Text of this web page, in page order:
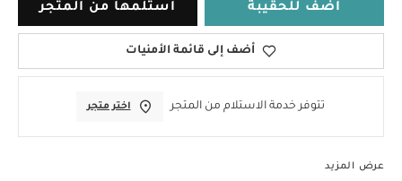
اضف للحقيبة استلمها من المتجر
أضف إلى قائمة الأمنيات
تتوفر خدمة الاستلام من المتجر اختر متجر
عرض المزيد